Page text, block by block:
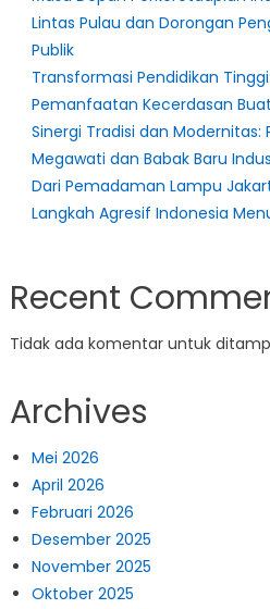
Lintas Pulau dan Dorongan
Publik
Transformasi Pendidikan
Pemanfaatan Kecerdasan
Sinergi Tradisi dan Modernitas:
Megawati dan Babak Baru
Dari Pemadaman Lampu
Langkah Agresif Indonesia
Recent
Tidak ada komentar untuk
Archives
Mei 2026
April 2026
Februari 2026
Desember 2025
November 2025
Oktober 2025